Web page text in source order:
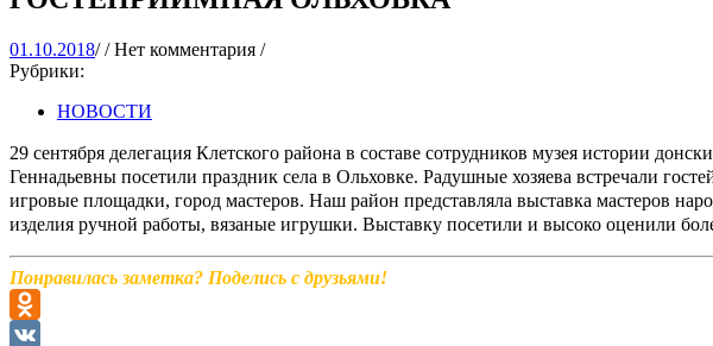
01.10.201801.10.2018
//Нет комментария /
Рубрики:
НОВОСТИ
29 сентября делегация Клетского района в составе сотрудников музея истории
Геннадьевны посетили праздник села в Ольховке. Радушные хозяева встречали
игровые площадки, город мастеров. Наш район представляла выставка мастеров
изделия ручной работы, вязаные игрушки. Выставку посетили и высоко оценили
Понравилась заметка? Поделись с друзьями!
Odnoklassniki